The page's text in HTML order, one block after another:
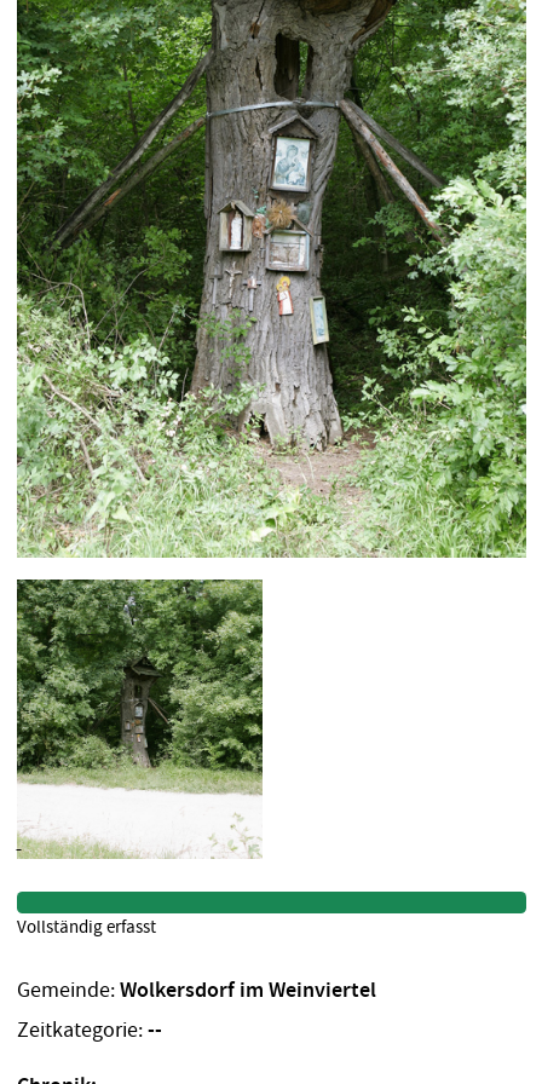
Gemeinde:Wolkersdorf im Weinviertel
Zeitkategorie:--
Vollständig erfasst